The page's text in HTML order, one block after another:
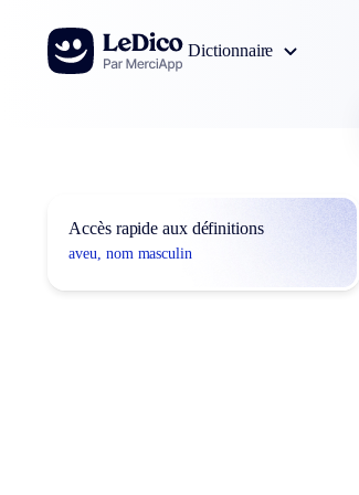
Aller au contenu
Dictionnaire
Accès rapide aux définitions
aveu, nom masculin